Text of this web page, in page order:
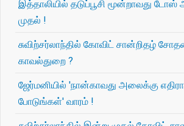
இத்தாலியில் தடுப்பூசி மூன்றாவது டோஸ்
முதல் !
சுவிற்சர்லாந்தில் கோவிட் சான்றிதழ்
காவல்துறை ?
ஜேர்மனியில் 'நான்காவது அலைக்கு
போடுங்கள்' வாரம் !